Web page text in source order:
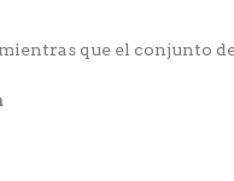
mientras que el conjunto